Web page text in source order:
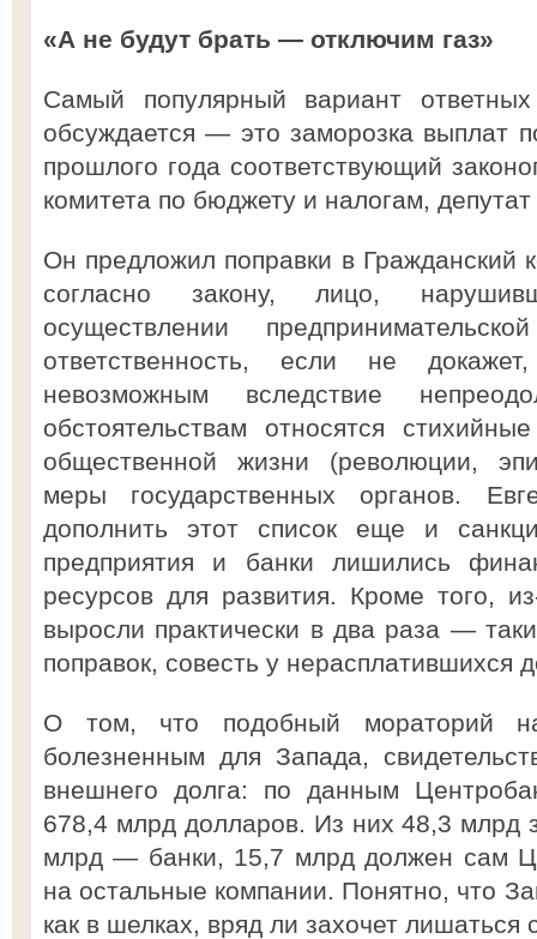
«А не будут брать — отключим газ»
Самый популярный вариант
обсуждается — это заморозка выплат
прошлого года соответствующий
комитета по бюджету и налогам,
Он предложил поправки в Гражданский
согласно закону, лицо,
осуществлении
ответственность, если не
невозможным вследствие
обстоятельствам относятся
общественной жизни (революции,
меры государственных органов.
дополнить этот список еще и
предприятия и банки лишились
ресурсов для развития. Кроме того,
выросли практически в два раза —
поправок, совесть у нерасплатившихся
О том, что подобный мораторий
болезненным для Запада,
внешнего долга: по данным
678,4 млрд долларов. Из них 48,3 млрд
млрд — банки, 15,7 млрд должен сам
на остальные компании. Понятно, что
как в шелках, вряд ли захочет